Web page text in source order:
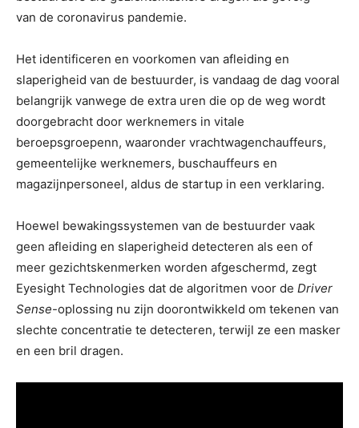
van de coronavirus pandemie.
Het identificeren en voorkomen van afleiding en
slaperigheid van de bestuurder, is vandaag de dag vooral
belangrijk vanwege de extra uren die op de weg wordt
doorgebracht door werknemers in vitale
beroepsgroepenn, waaronder vrachtwagenchauffeurs,
gemeentelijke werknemers, buschauffeurs en
magazijnpersoneel, aldus de startup in een verklaring.
Hoewel bewakingssystemen van de bestuurder vaak
geen afleiding en slaperigheid detecteren als een of
meer gezichtskenmerken worden afgeschermd, zegt
Eyesight Technologies dat de algoritmen voor de Driver
Sense-oplossing nu zijn doorontwikkeld om tekenen van
slechte concentratie te detecteren, terwijl ze een masker
en een bril dragen.